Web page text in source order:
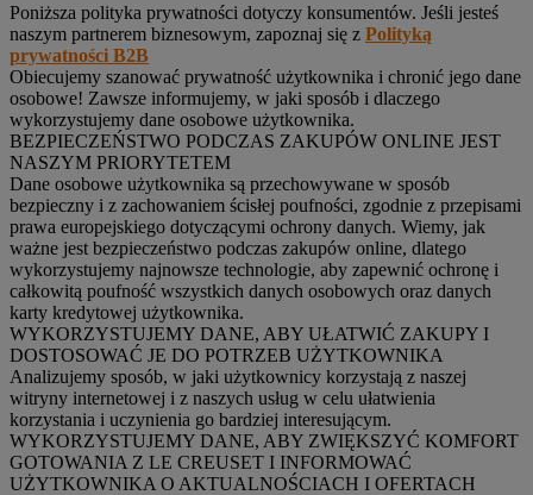
Poniższa polityka prywatności dotyczy konsumentów. Jeśli jesteś
naszym partnerem biznesowym, zapoznaj się z Polityką
prywatności B2B
Obiecujemy szanować prywatność użytkownika i chronić jego dane
osobowe! Zawsze informujemy, w jaki sposób i dlaczego
wykorzystujemy dane osobowe użytkownika.
BEZPIECZEŃSTWO PODCZAS ZAKUPÓW ONLINE JEST
NASZYM PRIORYTETEM
Dane osobowe użytkownika są przechowywane w sposób
bezpieczny i z zachowaniem ścisłej poufności, zgodnie z przepisami
prawa europejskiego dotyczącymi ochrony danych. Wiemy, jak
ważne jest bezpieczeństwo podczas zakupów online, dlatego
wykorzystujemy najnowsze technologie, aby zapewnić ochronę i
całkowitą poufność wszystkich danych osobowych oraz danych
karty kredytowej użytkownika.
WYKORZYSTUJEMY DANE, ABY UŁATWIĆ ZAKUPY I
DOSTOSOWAĆ JE DO POTRZEB UŻYTKOWNIKA
Analizujemy sposób, w jaki użytkownicy korzystają z naszej
witryny internetowej i z naszych usług w celu ułatwienia
korzystania i uczynienia go bardziej interesującym.
WYKORZYSTUJEMY DANE, ABY ZWIĘKSZYĆ KOMFORT
GOTOWANIA Z LE CREUSET I INFORMOWAĆ
UŻYTKOWNIKA O AKTUALNOŚCIACH I OFERTACH